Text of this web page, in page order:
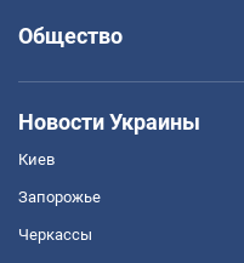
Общество
Новости Украины
Киев
Запорожье
Черкассы